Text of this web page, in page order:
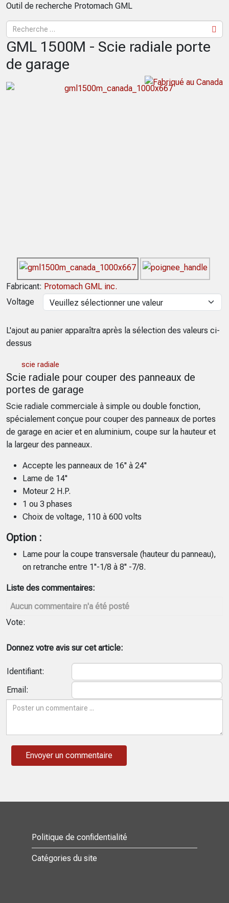
Outil de recherche Protomach GML
GML 1500M - Scie radiale porte
de garage
Fabricant: Protomach GML inc.
Voltage
L'ajout au panier apparaîtra après la sélection des valeurs ci-
dessus
scie radiale
Scie radiale pour couper des panneaux de
portes de garage
Scie radiale commerciale à simple ou double fonction,
spécialement conçue pour couper des panneaux de portes
de garage en acier et en aluminium, coupe sur la hauteur et
la largeur des panneaux.
Accepte les panneaux de 16'' à 24''
Lame de 14''
Moteur 2 H.P.
1 ou 3 phases
Choix de voltage, 110 à 600 volts
Option :
Lame pour la coupe transversale (hauteur du panneau),
on retranche entre 1''-1/8 à 8'' -7/8.
Liste des commentaires:
Aucun commentaire n'a été posté
Vote:
Donnez votre avis sur cet article:
Identifiant:
Email:
Politique de confidentialité
Catégories du site